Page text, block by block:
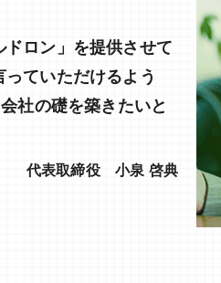
ロン」を提供させて
ていただけるよう
社の礎を築きたいと
代表取締役 小泉 啓典